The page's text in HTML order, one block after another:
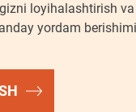
loyihalashtirish va
yordam